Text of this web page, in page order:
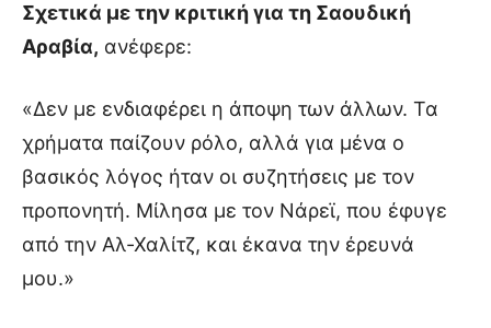
Σχετικά με την κριτική για τη Σαουδική
Αραβία, ανέφερε:
«Δεν με ενδιαφέρει η άποψη των άλλων. Τα
χρήματα παίζουν ρόλο, αλλά για μένα ο
βασικός λόγος ήταν οι συζητήσεις με τον
προπονητή. Μίλησα με τον Νάρεϊ, που έφυγε
από την Αλ-Χαλίτζ, και έκανα την έρευνά
μου.»